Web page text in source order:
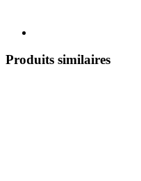
Produits similaires